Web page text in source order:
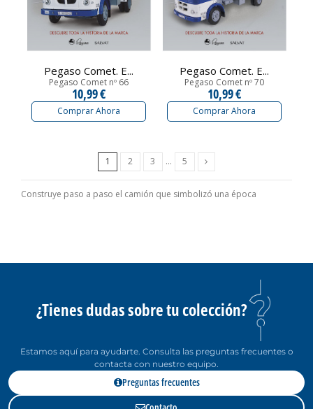
Pegaso Comet. E...
Pegaso Comet nº 66
10,99 €
Comprar Ahora
Pegaso Comet. E...
Pegaso Comet nº 70
10,99 €
Comprar Ahora
1 2 3 … 5 Siguiente
Construye paso a paso el camión que simbolizó una época
¿Tienes dudas sobre tu colección?
Estamos aquí para ayudarte. Consulta las preguntas frecuentes o
contacta con nuestro equipo.
Preguntas frecuentes